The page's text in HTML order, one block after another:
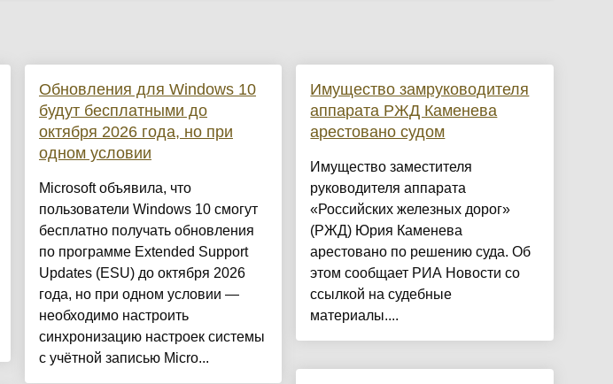
Обновления для Windows 10
будут бесплатными до
октября 2026 года, но при
одном условии
Microsoft объявила, что
пользователи Windows 10 смогут
бесплатно получать обновления
по программе Extended Support
Updates (ESU) до октября 2026
года, но при одном условии —
необходимо настроить
синхронизацию настроек системы
с учётной записью Micro...
Имущество замруководителя
аппарата РЖД Каменева
арестовано судом
Имущество заместителя
руководителя аппарата
«Российских железных дорог»
(РЖД) Юрия Каменева
арестовано по решению суда. Об
этом сообщает РИА Новости со
ссылкой на судебные
материалы....